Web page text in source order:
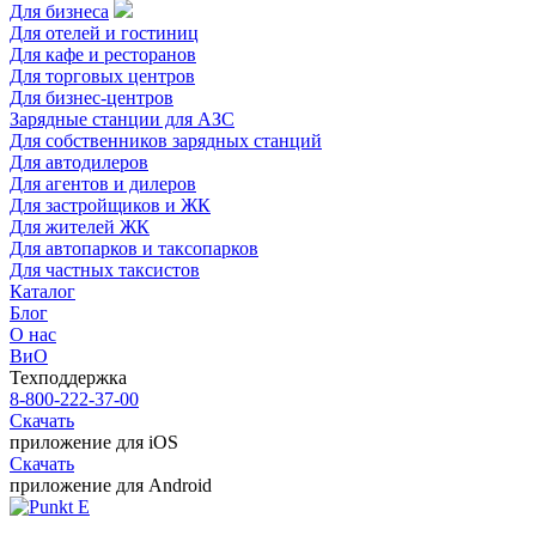
Для бизнеса
Для отелей и гостиниц
Для кафе и ресторанов
Для торговых центров
Для бизнес-центров
Зарядные станции для АЗС
Для собственников зарядных станций
Для автодилеров
Для агентов и дилеров
Для застройщиков и ЖК
Для жителей ЖК
Для автопарков и таксопарков
Для частных таксистов
Каталог
Блог
О нас
ВиО
Техподдержка
8-800-222-37-00
Скачать
приложение для iOS
Скачать
приложение для Android